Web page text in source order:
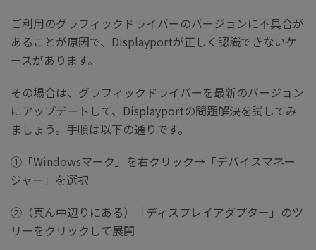
ご利用のグラフィックドライバーのバージョンに不具合が
あることが原因で、Displayportが正しく認識できないケ
ースがあります。
その場合は、グラフィックドライバーを最新のバージョン
にアップデートして、Displayportの問題解決を試してみ
ましょう。手順は以下の通りです。
①「Windowsマーク」を右クリック→「デバイスマネー
ジャー」を選択
②（真ん中辺りにある）「ディスプレイアダプター」のツ
リーをクリックして展開